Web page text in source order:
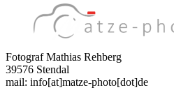
Fotograf Mathias Rehberg
39576 Stendal
mail: info[at]matze-photo[dot]de